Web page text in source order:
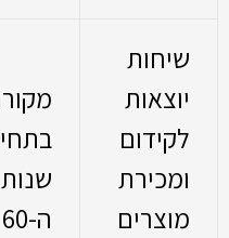
שיחות
יוצאות
לקידום
ומכירת
מוצרים
שנות
ה-60